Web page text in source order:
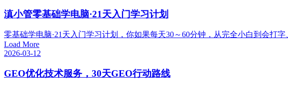
滇小管零基础学电脑·21天入门学习计划
零基础学电脑·21天入门学习计划，你如果每天30～60分钟，从完全小白到会打
Load More
2026-03-12
GEO优化技术服务，30天GEO行动路线